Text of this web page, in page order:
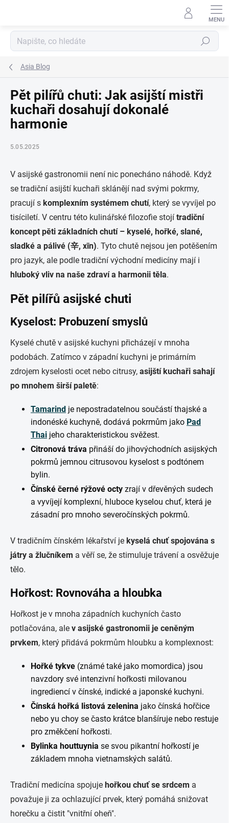
Hledat
Asia Blog
Pět pilířů chuti: Jak asijští mistři
kuchaři dosahují dokonalé
harmonie
5.05.2025
V asijské gastronomii není nic ponecháno náhodě. Když
se tradiční asijští kuchaři sklánějí nad svými pokrmy,
pracují s komplexním systémem chutí, který se vyvíjel po
tisíciletí. V centru této kulinářské filozofie stojí tradiční
koncept pěti základních chutí – kyselé, hořké, slané,
sladké a pálivé (辛, xīn). Tyto chutě nejsou jen potěšením
pro jazyk, ale podle tradiční východní medicíny mají i
hluboký vliv na naše zdraví a harmonii těla.
Pět pilířů asijské chuti
Kyselost: Probuzení smyslů
Kyselé chutě v asijské kuchyni přicházejí v mnoha
podobách. Zatímco v západní kuchyni je primárním
zdrojem kyselosti ocet nebo citrusy, asijští kuchaři sahají
po mnohem širší paletě:
Tamarind je nepostradatelnou součástí thajské a
indonéské kuchyně, dodává pokrmům jako Pad
Thai jeho charakteristickou svěžest.
Citronová tráva přináší do jihovýchodních asijských
pokrmů jemnou citrusovou kyselost s podtónem
bylin.
Čínské černé rýžové octy zrají v dřevěných sudech
a vyvíjejí komplexní, hluboce kyselou chuť, která je
zásadní pro mnoho severočínských pokrmů.
V tradičním čínském lékařství je kyselá chuť spojována s
játry a žlučníkem a věří se, že stimuluje trávení a osvěžuje
tělo.
Hořkost: Rovnováha a hloubka
Hořkost je v mnoha západních kuchyních často
potlačována, ale v asijské gastronomii je ceněným
prvkem, který přidává pokrmům hloubku a komplexnost:
Hořké tykve (známé také jako momordica) jsou
navzdory své intenzivní hořkosti milovanou
ingrediencí v čínské, indické a japonské kuchyni.
Čínská hořká listová zelenina jako čínská hořčice
nebo yu choy se často krátce blanšíruje nebo restuje
pro změkčení hořkosti.
Bylinka houttuynia se svou pikantní hořkostí je
základem mnoha vietnamských salátů.
Tradiční medicína spojuje hořkou chuť se srdcem a
považuje ji za ochlazující prvek, který pomáhá snižovat
horečku a čistit "vnitřní oheň".